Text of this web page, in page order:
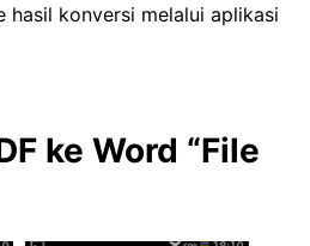
konversi melalui aplikasi
ke Word “File